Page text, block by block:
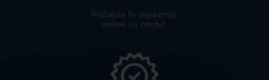
Plătește în siguranță
online cu cardul.